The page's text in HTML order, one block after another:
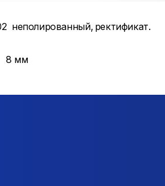
неполированный, ректификат.
8 мм